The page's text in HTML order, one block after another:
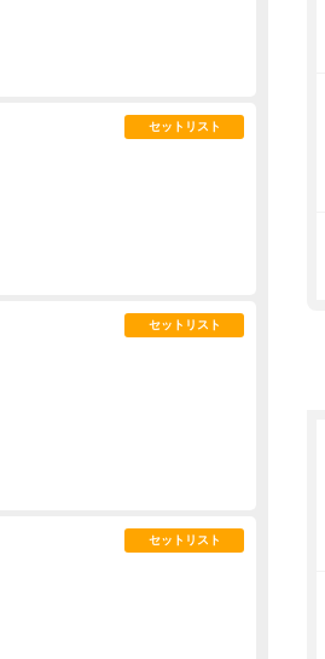
セットリスト
セットリスト
セットリスト